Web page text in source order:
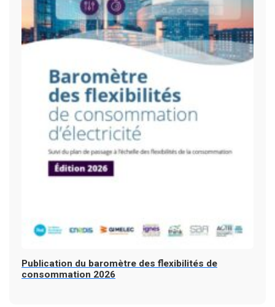
Publication du baromètre des flexibilités de
consommation 2026